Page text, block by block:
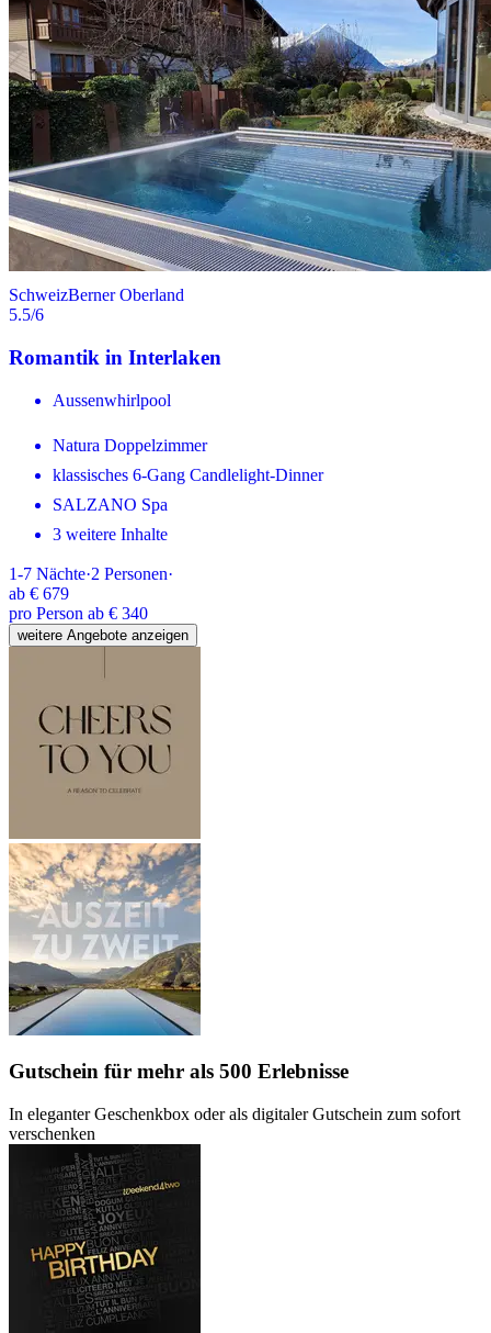
SchweizBerner Oberland
5.5/6
Romantik in Interlaken
Aussenwhirlpool
Natura Doppelzimmer
klassisches 6-Gang Candlelight-Dinner
SALZANO Spa
3 weitere Inhalte
1-7 Nächte·2 Personen·
ab € 679
pro Person ab € 340
weitere Angebote anzeigen
Gutschein für mehr als 500 Erlebnisse
In eleganter Geschenkbox oder als digitaler Gutschein zum sofort
verschenken